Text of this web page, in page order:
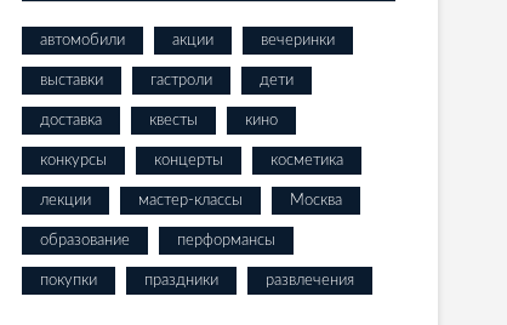
автомобили акции вечеринки
выставки гастроли дети
доставка квесты кино
конкурсы концерты косметика
лекции мастер-классы Москва
образование перформансы
покупки праздники развлечения